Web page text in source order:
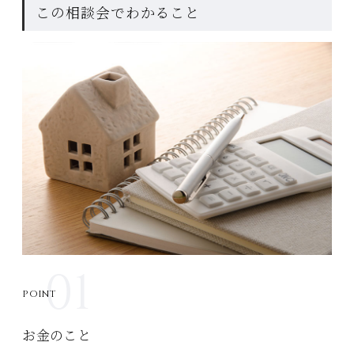
この相談会でわかること
POINT
01
お金のこと